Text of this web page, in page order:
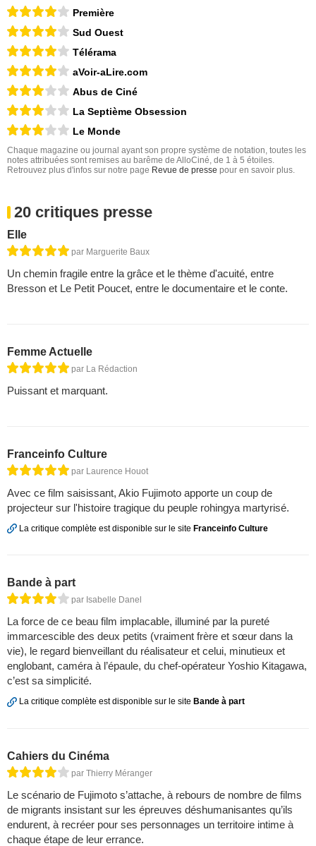
Première
Sud Ouest
Télérama
aVoir-aLire.com
Abus de Ciné
La Septième Obsession
Le Monde
Chaque magazine ou journal ayant son propre système de notation, toutes les
notes attribuées sont remises au barême de AlloCiné, de 1 à 5 étoiles.
Retrouvez plus d'infos sur notre page Revue de presse pour en savoir plus.
20 critiques presse
Elle
par Marguerite Baux
Un chemin fragile entre la grâce et le thème d'acuité, entre
Bresson et Le Petit Poucet, entre le documentaire et le conte.
Femme Actuelle
par La Rédaction
Puissant et marquant.
Franceinfo Culture
par Laurence Houot
Avec ce film saisissant, Akio Fujimoto apporte un coup de
projecteur sur l'histoire tragique du peuple rohingya martyrisé.
La critique complète est disponible sur le site Franceinfo Culture
Bande à part
par Isabelle Danel
La force de ce beau film implacable, illuminé par la pureté
immarcescible des deux petits (vraiment frère et sœur dans la
vie), le regard bienveillant du réalisateur et celui, minutieux et
englobant, caméra à l’épaule, du chef-opérateur Yoshio Kitagawa,
c’est sa simplicité.
La critique complète est disponible sur le site Bande à part
Cahiers du Cinéma
par Thierry Méranger
Le scénario de Fujimoto s’attache, à rebours de nombre de films
de migrants insistant sur les épreuves déshumanisantes qu’ils
endurent, à recréer pour ses personnages un territoire intime à
chaque étape de leur errance.